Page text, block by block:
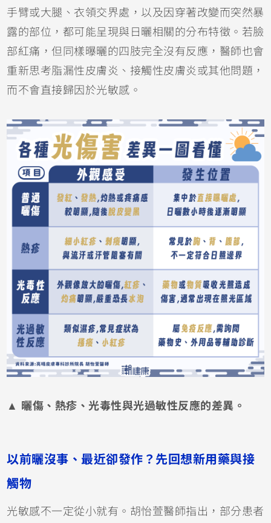
手臂或大腿、衣領交界處，以及因穿著改變而突然暴
露的部位，都可能呈現與日曬相關的分布特徵。若臉
部紅痛，但同樣曝曬的四肢完全沒有反應，醫師也會
重新思考脂漏性皮膚炎、 接觸性皮膚炎 或其他問題，
而不會直接歸因於光敏感。
▲ 曬傷、熱疹、光毒性與光過敏性反應的差異。
以前曬沒事、最近卻發作？先回想新用藥與接
觸物
光敏感不一定從小就有。胡怡萱醫師指出，部分患者